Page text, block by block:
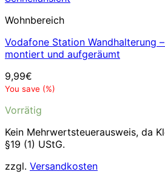
Wohnbereich
Vodafone Station Wandhalterung
montiert und aufgeräumt
9,99€
You save (%)
Vorrätig
Kein Mehrwertsteuerausweis, da
§19 (1) UStG.
zzgl. Versandkosten